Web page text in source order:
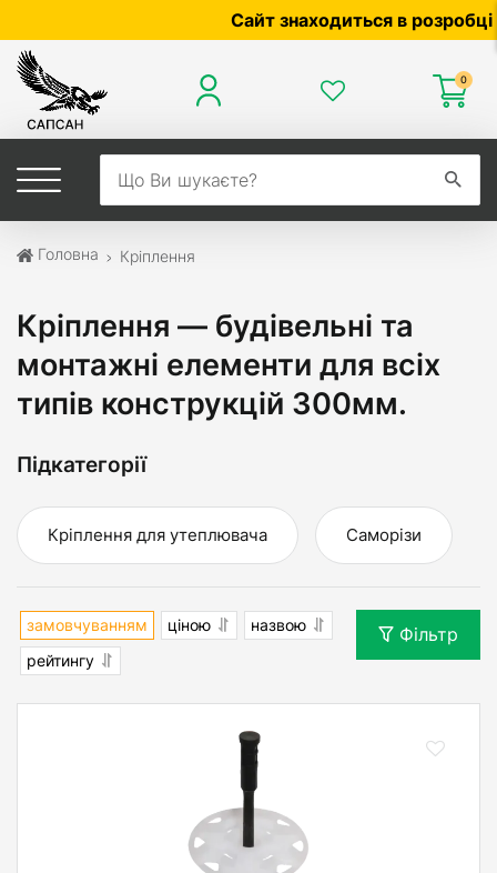
Сайт знаходиться в розробці —
0
Головна Кріплення
Кріплення — будівельні та
монтажні елементи для всіх
типів конструкцій 300мм.
Підкатегорії
Кріплення для утеплювача Саморізи
замовчуванням ціною
назвою
рейтингу
Фільтр